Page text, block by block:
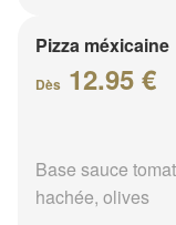
Pizza méxicaine
Dès 12.95 €
Base sauce
hachée, olives